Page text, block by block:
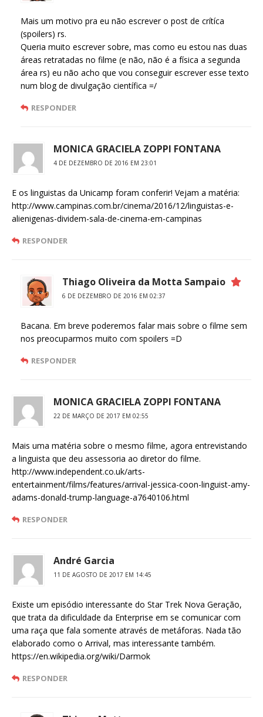
Mais um motivo pra eu não escrever o post de crítíca
(spoilers) rs.
Queria muito escrever sobre, mas como eu estou nas duas
áreas retratadas no filme (e não, não é a física a segunda
área rs) eu não acho que vou conseguir escrever esse texto
num blog de divulgação científica =/
RESPONDER
MONICA GRACIELA ZOPPI FONTANA
4 DE DEZEMBRO DE 2016 EM 23:01
E os linguistas da Unicamp foram conferir! Vejam a matéria:
http://www.campinas.com.br/cinema/2016/12/linguistas-e-
alienigenas-dividem-sala-de-cinema-em-campinas
RESPONDER
Thiago Oliveira da Motta Sampaio
6 DE DEZEMBRO DE 2016 EM 02:37
Bacana. Em breve poderemos falar mais sobre o filme sem
nos preocuparmos muito com spoilers =D
RESPONDER
MONICA GRACIELA ZOPPI FONTANA
22 DE MARÇO DE 2017 EM 02:55
Mais uma matéria sobre o mesmo filme, agora entrevistando
a linguista que deu assessoria ao diretor do filme.
http://www.independent.co.uk/arts-
entertainment/films/features/arrival-jessica-coon-linguist-amy-
adams-donald-trump-language-a7640106.html
RESPONDER
André Garcia
11 DE AGOSTO DE 2017 EM 14:45
Existe um episódio interessante do Star Trek Nova Geração,
que trata da dificuldade da Enterprise em se comunicar com
uma raça que fala somente através de metáforas. Nada tão
elaborado como o Arrival, mas interessante também.
https://en.wikipedia.org/wiki/Darmok
RESPONDER